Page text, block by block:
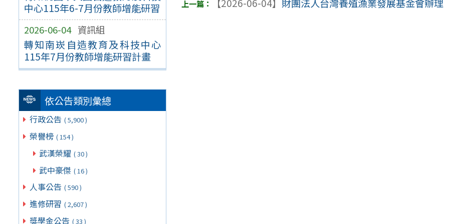
中心115年6-7月份教師增能研習
2026-06-04 資訊組
轉知南崁自造教育及科技中心
115年7月份教師增能研習計畫
依公告類別彙總
行政公告 ( 5,900 )
榮譽榜 ( 154 )
武漢榮耀 ( 30 )
武中豪傑 ( 16 )
人事公告 ( 590 )
進修研習 ( 2,607 )
獎學金公告 ( 33 )
【2026-06-04】 財團法人台灣養殖漁業發展基金會辦